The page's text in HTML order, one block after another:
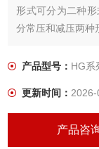
形式可分为二种
分常压和减压两种
产品型号： HG系
更新时间：2026-
产品咨